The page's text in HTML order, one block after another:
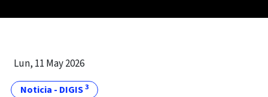
Lun, 11 May 2026
Noticia - DIGIS3